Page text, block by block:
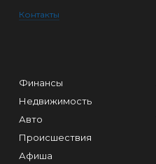
Контакты
Финансы
Недвижимость
Авто
Происшествия
Афиша